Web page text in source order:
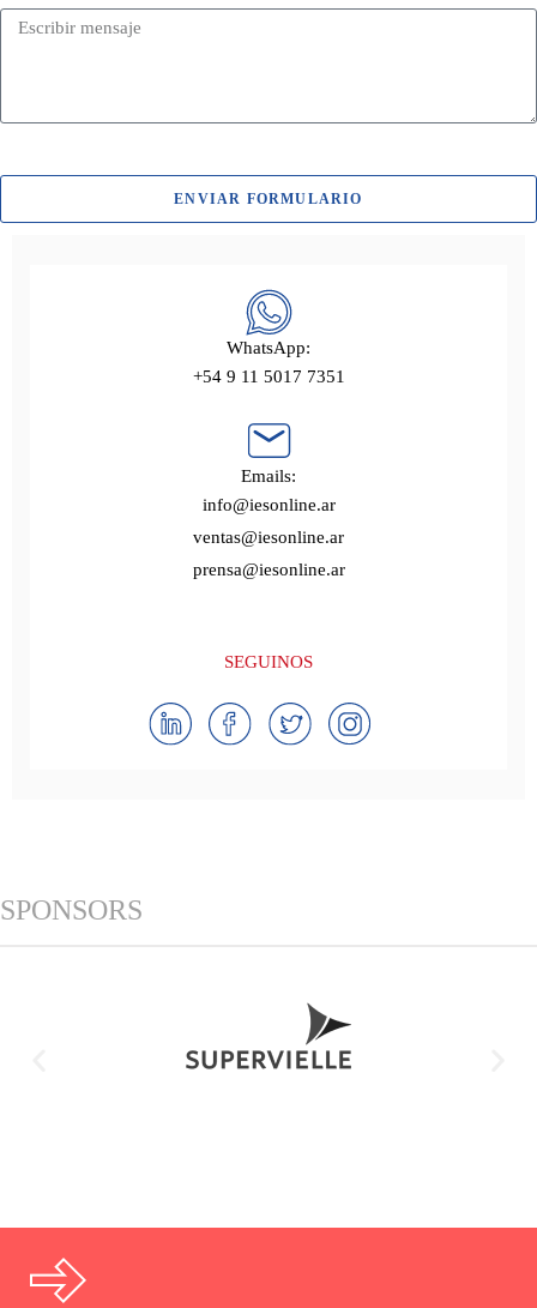
ENVIAR FORMULARIO
WhatsApp:
+54 9 11 5017 7351
Emails:
info@iesonline.ar
ventas@iesonline.ar
prensa@iesonline.ar
SEGUINOS
SPONSORS